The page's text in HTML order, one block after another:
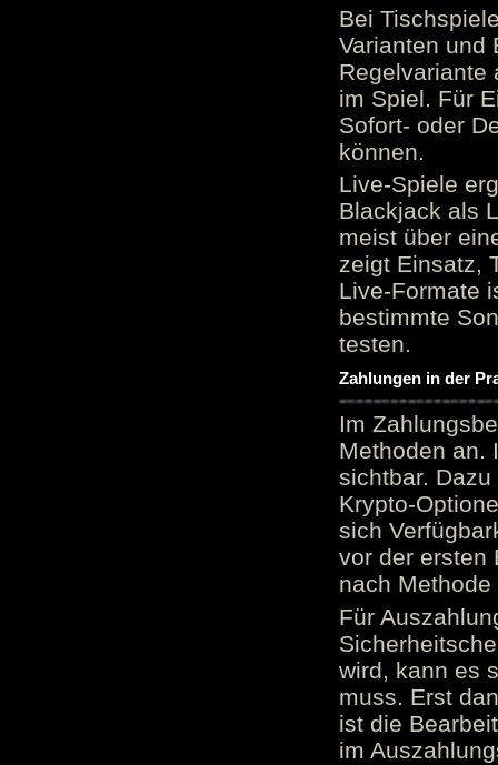
Bei
Varianten und
Regelvariante
im Spiel. Für
Sofort- oder
können.
Live-Spiele
Blackjack als
meist über
zeigt Einsatz,
Live-Formate
bestimmte
testen.
Zahlungen in der
Im
Methoden an.
sichtbar.
Krypto-
sich
vor der ersten
nach
Für
wird, kann es
muss. Erst
ist die
im